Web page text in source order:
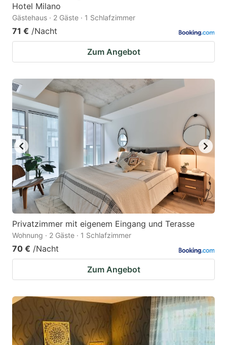
Hotel Milano
Gästehaus · 2 Gäste · 1 Schlafzimmer
71 € /Nacht
Zum Angebot
Privatzimmer mit eigenem Eingang und Terasse
Wohnung · 2 Gäste · 1 Schlafzimmer
70 € /Nacht
Zum Angebot